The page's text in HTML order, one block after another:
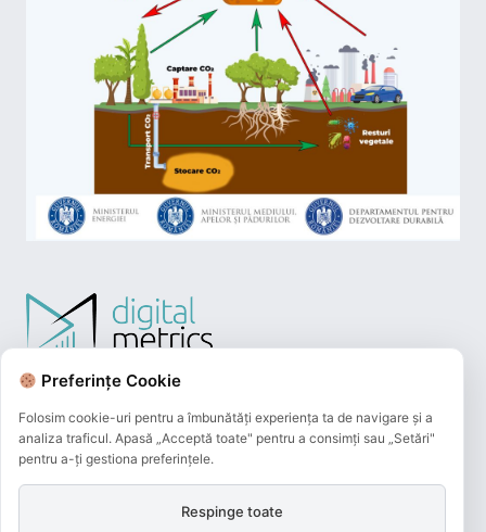
Preferințe Cookie
Folosim cookie-uri pentru a îmbunătăți experiența ta de navigare și a
analiza traficul. Apasă „Acceptă toate" pentru a consimți sau „Setări"
pentru a-ți gestiona preferințele.
Respinge toate